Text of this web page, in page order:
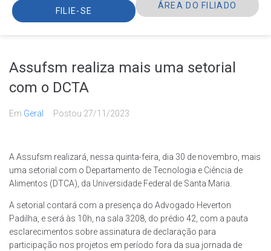
FILIE-SE
ÁREA DO FILIADO
Assufsm realiza mais uma setorial
com o DCTA
Em Geral Postou 27/11/2023
A Assufsm realizará, nessa quinta-feira, dia 30 de novembro, mais
uma setorial com o Departamento de Tecnologia e Ciência de
Alimentos (DTCA), da Universidade Federal de Santa Maria.
A setorial contará com a presença do Advogado Heverton
Padilha, e será às 10h, na sala 3208, do prédio 42, com a pauta
esclarecimentos sobre assinatura de declaração para
participação nos projetos em período fora da sua jornada de